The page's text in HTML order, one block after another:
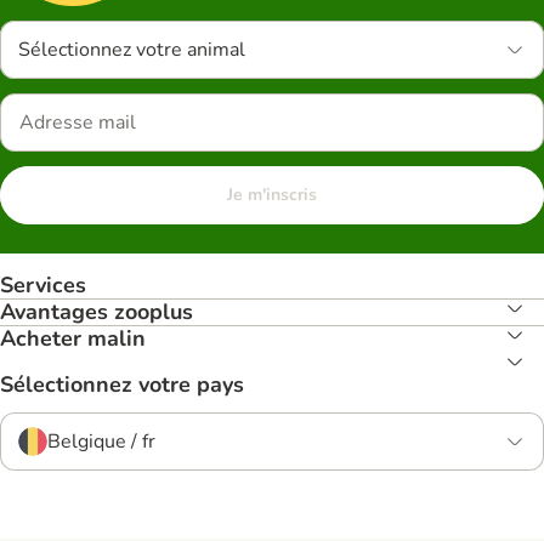
Sélectionnez votre animal
Je m'inscris
Services
Avantages zooplus
Acheter malin
Sélectionnez votre pays
Belgique / fr